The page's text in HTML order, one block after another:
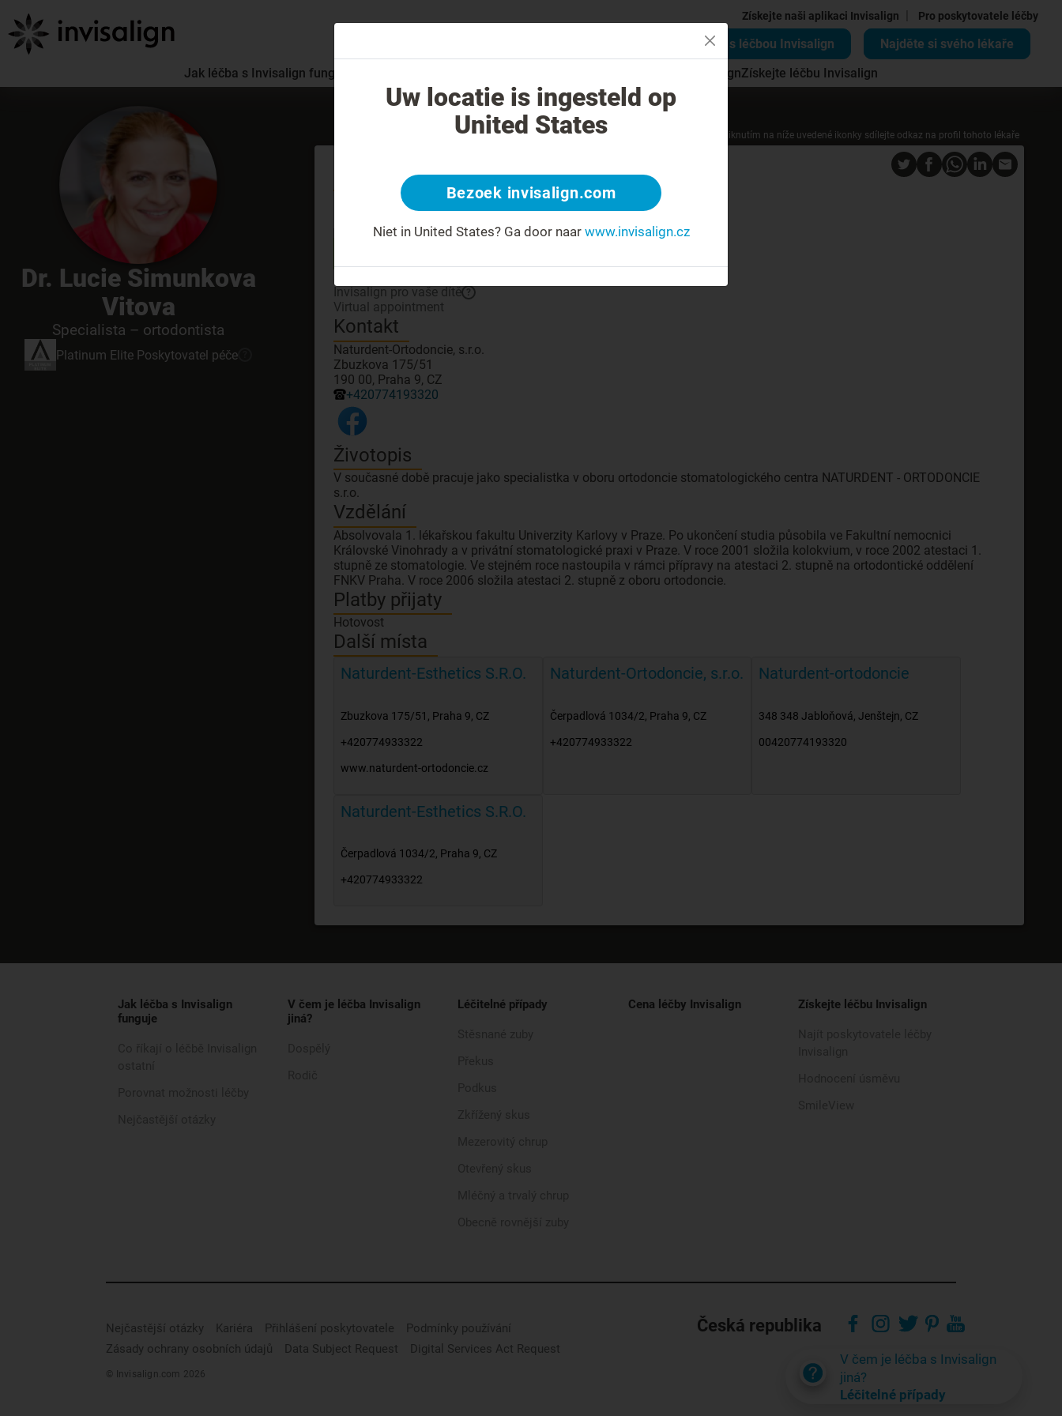
Získejte naši aplikaci Invisalign Pro poskytovatele léčby
Začněte s léčbou Invisalign
Najděte si svého lékaře
Jak léčba s Invisalign funguje
Cena léčby InvisalignZískejte léčbu Invisalign
Dr. Lucie Simunkova
Vitova
Specialista – ortodontista
Platinum Elite Poskytovatel péče
Kliknutím na níže uvedené ikonky sdílejte odkaz na profil tohoto lékaře
Seznamte se se svým lékařem
GDC number: SimunkovaVitova
Platinum Elite
Poskytovatel péče
Invisalign pro vaše dítě ?
Virtual appointment
Kontakt
Naturdent-Ortodoncie, s.r.o.
Zbuzkova 175/51
190 00, Praha 9, CZ
+420774193320
Životopis
V současné době pracuje jako specialistka v oboru ortodoncie stomatologického centra NATURDENT - ORTODONCIE
s.r.o.
Vzdělání
Absolvovala 1. lékařskou fakultu Univerzity Karlovy v Praze. Po ukončení studia působila ve Fakultní nemocnici
Královské Vinohrady a v privátní stomatologické praxi v Praze. V roce 2001 složila kolokvium, v roce 2002 atestaci 1.
stupně ze stomatologie. Ve stejném roce nastoupila v rámci přípravy na atestaci 2. stupně na ortodontické oddělení
FNKV Praha. V roce 2006 složila atestaci 2. stupně z oboru ortodoncie.
Platby přijaty
Hotovost
Další místa
Naturdent-Esthetics S.R.O.
Zbuzkova 175/51 , Praha 9, CZ
+420774933322
www.naturdent-ortodoncie.cz
Naturdent-Ortodoncie, s.r.o.
Čerpadlová 1034/2, Praha 9, CZ
+420774933322
Naturdent-ortodoncie
348 348 Jabloňová, Jenštejn, CZ
00420774193320
Naturdent-Esthetics S.R.O.
Čerpadlová 1034/2, Praha 9, CZ
+420774933322
V čem je léčba s Invisalign
jiná?
Léčitelné případy
Jak léčba s Invisalign
funguje
V čem je léčba Invisalign
jiná?
Léčitelné případy Cena léčby Invisalign Získejte léčbu Invisalign
Nejčastější otázky Kariéra Přihlášení poskytovatele
Podmínky používání
Zásady ochrany osobních údajů
Data Subject Request Digital Services Act Request
Česká republika
© Invisalign.com 2026
Uw locatie is ingesteld op
United States
Bezoek invisalign.com
Niet in United States? Ga door naar www.invisalign.cz